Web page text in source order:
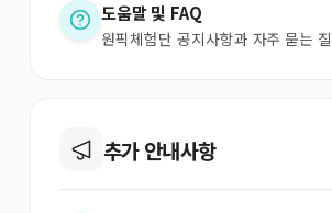
도움말 및 FAQ
원픽체험단 공지사항과 자주 묻는
추가 안내사항